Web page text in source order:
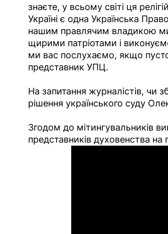
знаєте, у всьому світі ця
Україні є одна Українська
нашим правлячим владикою
щирими патріотами і
ми вас послухаємо, якщо
представник УПЦ.
На запитання журналістів, чи
рішення українського суду
Згодом до мітингувальників
представників духовенства